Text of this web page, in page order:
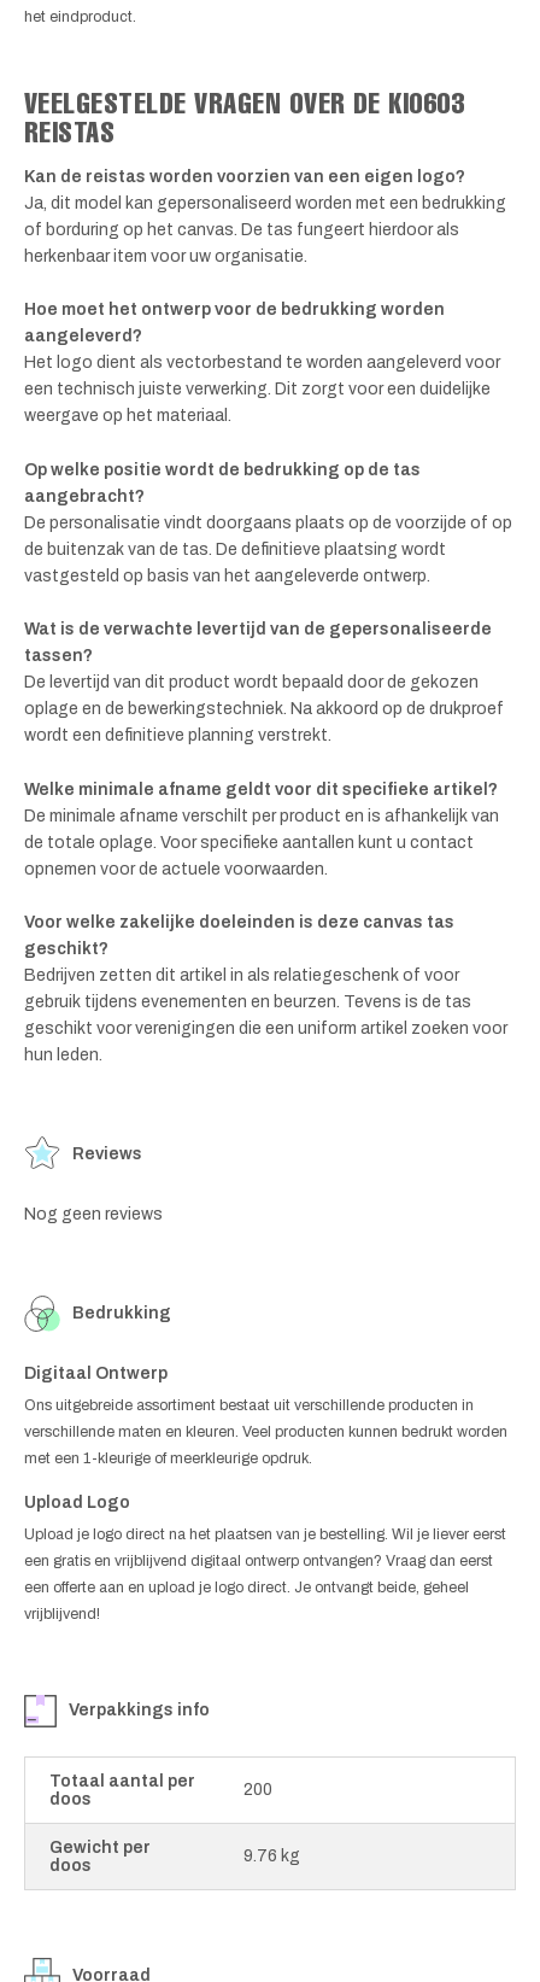
het eindproduct.
VEELGESTELDE VRAGEN OVER DE KI0603
REISTAS
Kan de reistas worden voorzien van een eigen logo?
Ja, dit model kan gepersonaliseerd worden met een bedrukking
of borduring op het canvas. De tas fungeert hierdoor als
herkenbaar item voor uw organisatie.
Hoe moet het ontwerp voor de bedrukking worden
aangeleverd?
Het logo dient als vectorbestand te worden aangeleverd voor
een technisch juiste verwerking. Dit zorgt voor een duidelijke
weergave op het materiaal.
Op welke positie wordt de bedrukking op de tas
aangebracht?
De personalisatie vindt doorgaans plaats op de voorzijde of op
de buitenzak van de tas. De definitieve plaatsing wordt
vastgesteld op basis van het aangeleverde ontwerp.
Wat is de verwachte levertijd van de gepersonaliseerde
tassen?
De levertijd van dit product wordt bepaald door de gekozen
oplage en de bewerkingstechniek. Na akkoord op de drukproef
wordt een definitieve planning verstrekt.
Welke minimale afname geldt voor dit specifieke artikel?
De minimale afname verschilt per product en is afhankelijk van
de totale oplage. Voor specifieke aantallen kunt u contact
opnemen voor de actuele voorwaarden.
Voor welke zakelijke doeleinden is deze canvas tas
geschikt?
Bedrijven zetten dit artikel in als relatiegeschenk of voor
gebruik tijdens evenementen en beurzen. Tevens is de tas
geschikt voor verenigingen die een uniform artikel zoeken voor
hun leden.
Reviews
Nog geen reviews
Bedrukking
Digitaal Ontwerp
Ons uitgebreide assortiment bestaat uit verschillende producten in
verschillende maten en kleuren. Veel producten kunnen bedrukt worden
met een 1-kleurige of meerkleurige opdruk.
Upload Logo
Upload je logo direct na het plaatsen van je bestelling. Wil je liever eerst
een gratis en vrijblijvend digitaal ontwerp ontvangen? Vraag dan eerst
een offerte aan en upload je logo direct. Je ontvangt beide, geheel
vrijblijvend!
Verpakkings info
Totaal aantal per
doos
200
Gewicht per
doos
9.76 kg
Voorraad